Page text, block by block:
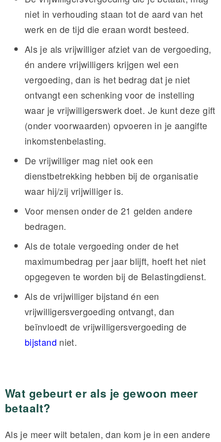
niet in verhouding staan tot de aard van het
werk en de tijd die eraan wordt besteed.
Als je als vrijwilliger afziet van de vergoeding,
én andere vrijwilligers krijgen wel een
vergoeding, dan is het bedrag dat je niet
ontvangt een schenking voor de instelling
waar je vrijwilligerswerk doet. Je kunt deze gift
(onder voorwaarden) opvoeren in je aangifte
inkomstenbelasting.
De vrijwilliger mag niet ook een
dienstbetrekking hebben bij de organisatie
waar hij/zij vrijwilliger is.
Voor mensen onder de 21 gelden andere
bedragen.
Als de totale vergoeding onder de het
maximumbedrag per jaar blijft, hoeft het niet
opgegeven te worden bij de Belastingdienst.
Als de vrijwilliger bijstand én een
vrijwilligersvergoeding ontvangt, dan
beïnvloedt de vrijwilligersvergoeding de
bijstand niet.
Wat gebeurt er als je gewoon meer
betaalt?
Als je meer wilt betalen, dan kom je in een andere